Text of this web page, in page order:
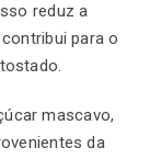
reduz a
para o
mascavo,
da